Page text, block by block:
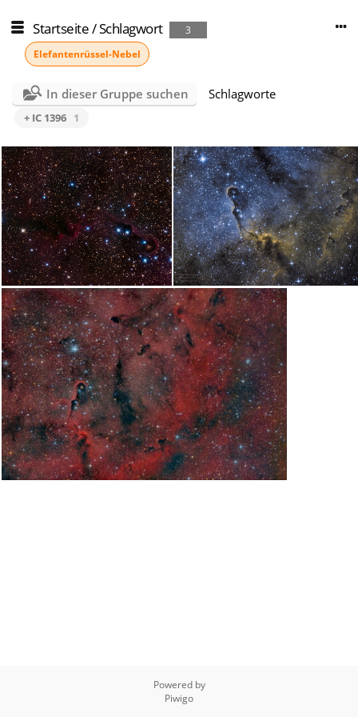
Startseite/Schlagwort
3
Elefantenrüssel-Nebel
In dieser Gruppe suchen Schlagworte
+ IC 1396 1
Powered by
Piwigo